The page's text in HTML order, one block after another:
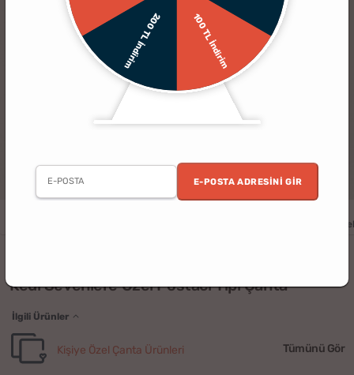
100 TL İndirim
200 TL İndirim
E-POSTA ADRESINI GIR
Kişiye Özel
Kedi Sevenlere Özel Postacı Tipi Çanta
İlgili Ürünler
Kişiye Özel Çanta Ürünleri Tümünü Gör